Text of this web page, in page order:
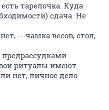
тарелочка. Куда
сдача. Не
-- чашка весов, стол,
ритуалы имеют
нет, личное дело